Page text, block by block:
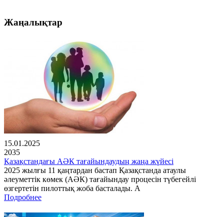
Жаңалықтар
15.01.2025
2035
Қазақстандағы АӘК тағайындаудың жаңа жүйесі
2025 жылғы 11 қаңтардан бастап Қазақстанда атаулы
әлеуметтік көмек (АӘК) тағайындау процесін түбегейлі
өзгертетін пилоттық жоба басталады. А
Подробнее